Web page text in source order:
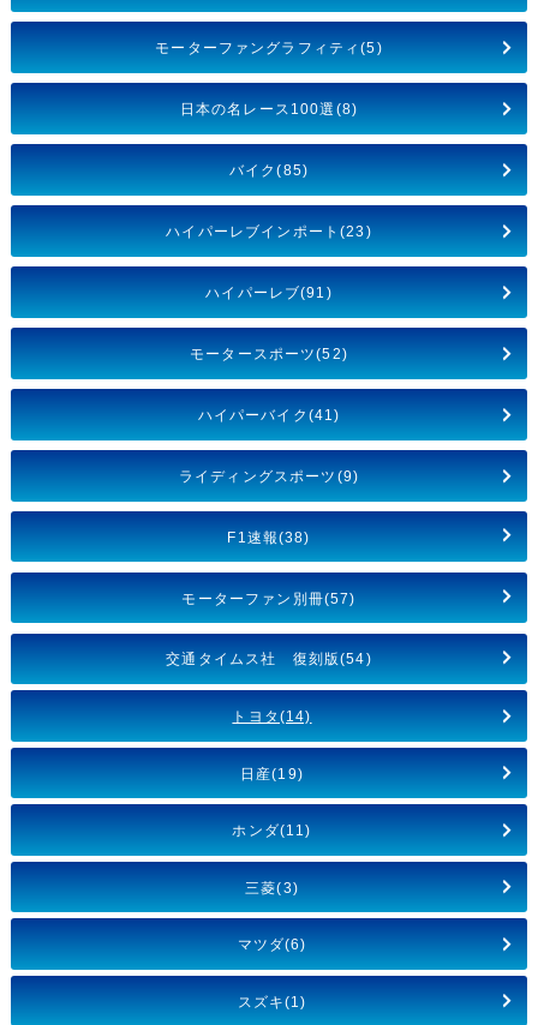
モーターファングラフィティ(5)
日本の名レース100選(8)
バイク(85)
ハイパーレブインポート(23)
ハイパーレブ(91)
モータースポーツ(52)
ハイパーバイク(41)
ライディングスポーツ(9)
F1速報(38)
モーターファン別冊(57)
交通タイムス社 復刻版(54)
トヨタ(14)
日産(19)
ホンダ(11)
三菱(3)
マツダ(6)
スズキ(1)